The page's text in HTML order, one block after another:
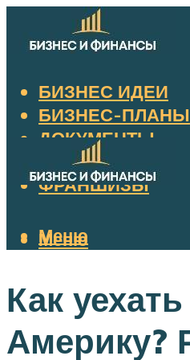
БИЗНЕС ИДЕИ
БИЗНЕС-ПЛАНЫ
ДОКУМЕНТЫ
НАЛОГИ
ФРАНШИЗЫ
Меню
Меню
Как
Америку?